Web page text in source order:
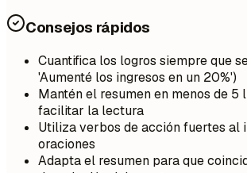
Consejos rápidos
Cuantifica los logros siempre que
'Aumenté los ingresos en un 20%')
Mantén el resumen en menos de 5
facilitar la lectura
Utiliza verbos de acción fuertes al
oraciones
Adapta el resumen para que